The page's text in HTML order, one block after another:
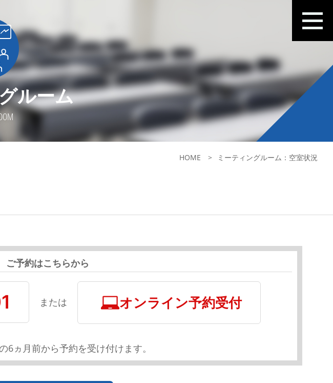
ルーム
HOME ミーティングルーム：空室状況
ご予約はこちらから
または オンライン予約受付
6ヵ月前から予約を受け付けます。